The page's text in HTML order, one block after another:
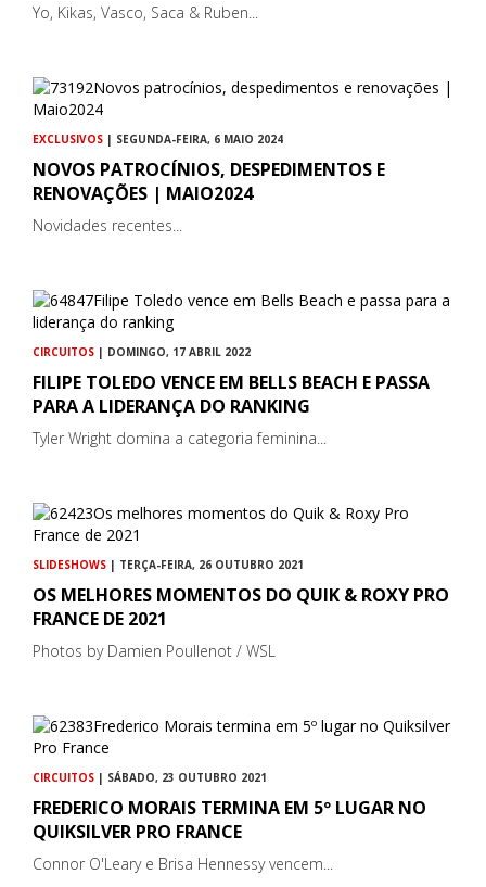
Yo, Kikas, Vasco, Saca & Ruben...
EXCLUSIVOS | SEGUNDA-FEIRA, 6 MAIO 2024
NOVOS PATROCÍNIOS, DESPEDIMENTOS E
RENOVAÇÕES | MAIO2024
Novidades recentes...
CIRCUITOS | DOMINGO, 17 ABRIL 2022
FILIPE TOLEDO VENCE EM BELLS BEACH E PASSA
PARA A LIDERANÇA DO RANKING
Tyler Wright domina a categoria feminina...
SLIDESHOWS | TERÇA-FEIRA, 26 OUTUBRO 2021
OS MELHORES MOMENTOS DO QUIK & ROXY PRO
FRANCE DE 2021
Photos by Damien Poullenot / WSL
CIRCUITOS | SÁBADO, 23 OUTUBRO 2021
FREDERICO MORAIS TERMINA EM 5º LUGAR NO
QUIKSILVER PRO FRANCE
Connor O'Leary e Brisa Hennessy vencem...